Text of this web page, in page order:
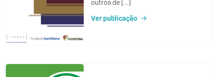
outros de [...]
Ver publicação